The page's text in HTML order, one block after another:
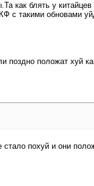
как блять у
с такими обновами
поздно положат хуй
похуй и они